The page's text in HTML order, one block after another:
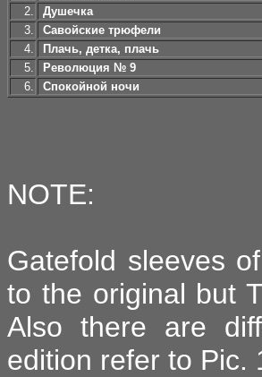
2.
Душечка
3.
Савойские трюфели
4.
Плачь, детка, плачь
5.
Революция № 9
6.
Спокойной ночи
NOTE:
Gatefold sleeves
to the original but
Also there are
edition refer to Pic.